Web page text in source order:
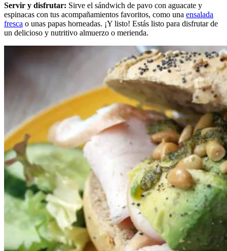
Servir y disfrutar: Sirve el sándwich de pavo con aguacate y
espinacas con tus acompañamientos favoritos, como una ensalada
fresca o unas papas horneadas. ¡Y listo! Estás listo para disfrutar de
un delicioso y nutritivo almuerzo o merienda.